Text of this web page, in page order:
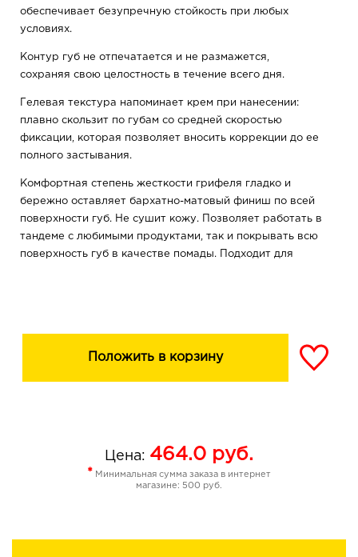
обеспечивает безупречную стойкость при любых
условиях.
Контур губ не отпечатается и не размажется,
сохраняя свою целостность в течение всего дня.
Гелевая текстура напоминает крем при нанесении:
плавно скользит по губам со средней скоростью
фиксации, которая позволяет вносить коррекции до ее
полного застывания.
Комфортная степень жесткости грифеля гладко и
бережно оставляет бархатно-матовый финиш по всей
поверхности губ. Не сушит кожу. Позволяет работать в
тандеме с любимыми продуктами, так и покрывать всю
поверхность губ в качестве помады. Подходит для
насыщенность на протяжении всего дня. Палитра из 13
базовых оттенков от натурального нюдового до
Плотно закройте карандаш для предотвращения
Положить в корзину
Цена: 464.0 руб.
* Минимальная сумма заказа в интернет
магазине: 500 руб.